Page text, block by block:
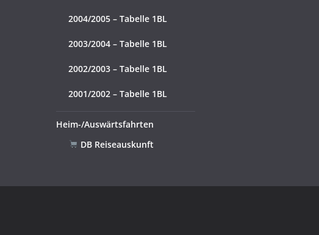
2004/2005 – Tabelle 1BL
2003/2004 – Tabelle 1BL
2002/2003 – Tabelle 1BL
2001/2002 – Tabelle 1BL
Heim-/Auswärtsfahrten
DB Reiseauskunft